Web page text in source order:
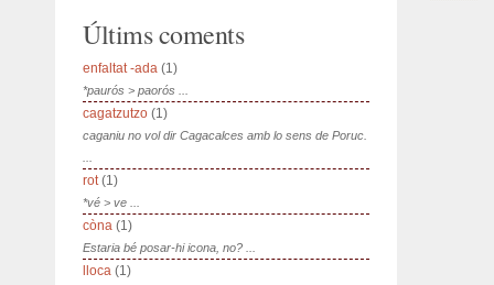
Últims coments
enfaltat -ada (1)
*paurós > paorós ...
cagatzutzo (1)
caganiu no vol dir Cagacalces amb lo sens de Poruc.
rot(1)
*vé > ve ...
còna (1)
Estaria bé posar-hi icona, no? ...
lloca (1)